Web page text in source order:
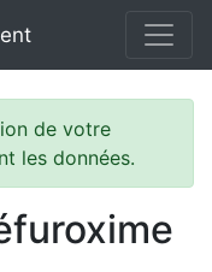
de votre
les données.